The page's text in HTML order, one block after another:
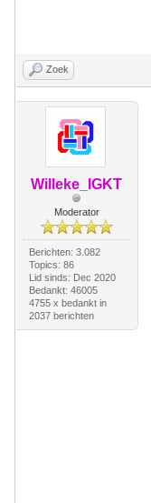
Zoek
Willeke_IGKT
Moderator
Berichten: 3.082
Topics: 86
Lid sinds: Dec 2020
Bedankt: 46005
4755 x bedankt in
2037 berichten